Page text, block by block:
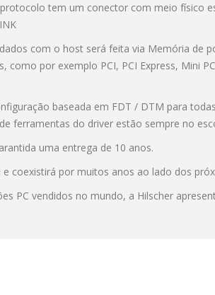
tem um conector com meio físico
com o host será feita via Memória de
por exemplo PCI, PCI Express, Mini
baseada em FDT / DTM para
ferramentas do driver estão sempre no
uma entrega de 10 anos.
coexistirá por muitos anos ao lado dos
PC vendidos no mundo, a Hilscher